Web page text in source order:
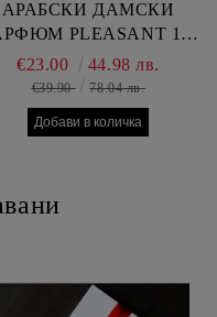
АРАБСКИ ДАМСКИ
PLEASANT 100
МЛ
€23.00 44.98 лв.
€39.90 78.04 лв.